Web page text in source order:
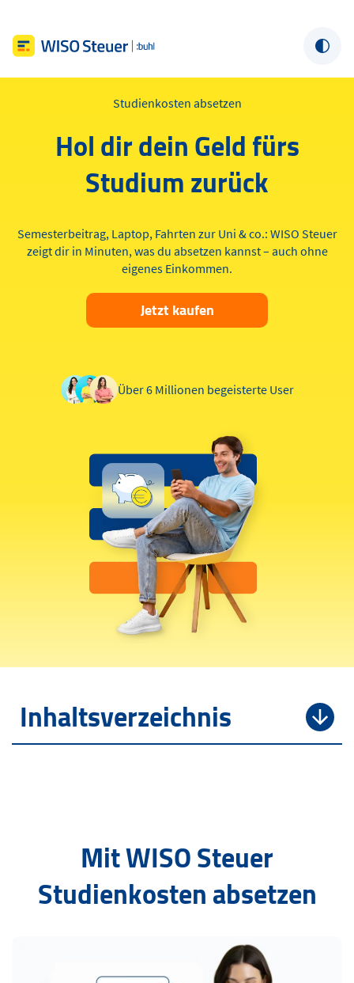
Studienkosten absetzen
Hol dir dein Geld fürs
Studium zurück
Semesterbeitrag, Laptop, Fahrten zur Uni & co.: WISO Steuer
zeigt dir in Minuten, was du absetzen kannst – auch ohne
eigenes Einkommen.
Jetzt kaufen
Über 6 Millionen begeisterte User
Inhaltsverzeichnis
Mit WISO Steuer
Studienkosten absetzen